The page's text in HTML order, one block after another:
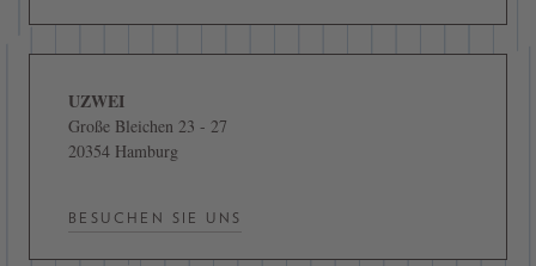
UZWEI
Große Bleichen 23 - 27
20354 Hamburg
BESUCHEN SIE UNS